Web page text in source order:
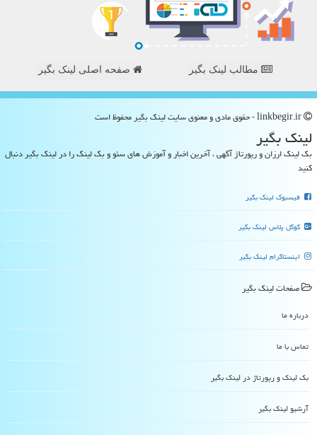
مطالب لینک بگیر صفحه اصلی لینک بگیر
لینك بگیر
بک لینک ارزان و رپورتاژ آگهی ، آخرین اخبار و آموزش های سئو و بک لینک را در لینک بگیر دنبال
کنید
فیسبوک لینک بگیر
گوگل پلاس لینک بگیر
اینستاگرام لینک بگیر
صفحات لینك بگیر
درباره ما
تماس با ما
بک لینک و رپورتاژ در لینك بگیر
آرشیو لینك بگیر